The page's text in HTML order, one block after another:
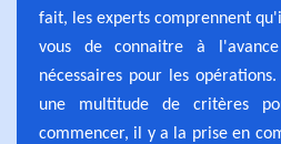
fait, les experts comprennent
vous de connaitre à
nécessaires pour les
une multitude de critères
commencer, il y a la prise en